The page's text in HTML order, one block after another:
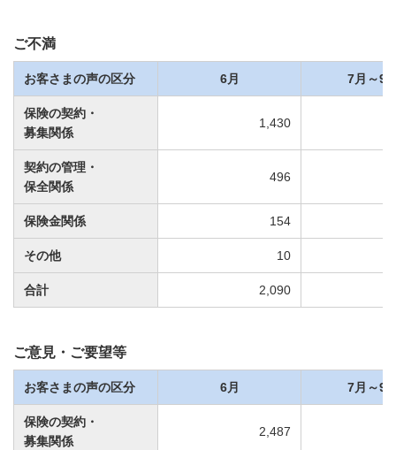
ご不満
お客さまの声の区分 6月 7月～9
保険の契約・
募集関係
1,430
契約の管理・
保全関係
496
保険金関係 154
その他 10
合計 2,090
ご意見・ご要望等
お客さまの声の区分 6月 7月～9
保険の契約・
募集関係
2,487